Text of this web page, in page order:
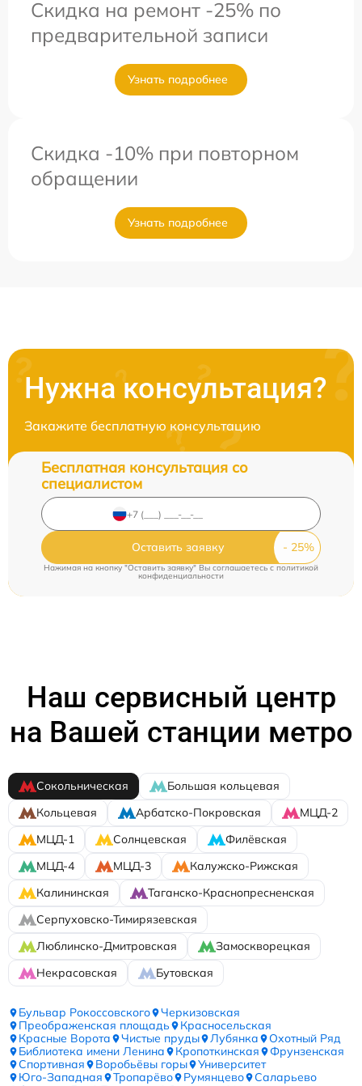
Скидка на ремонт -25% по
предварительной записи
Узнать подробнее
Скидка -10% при повторном
обращении
Узнать подробнее
Нужна консультация?
Закажите бесплатную консультацию
Бесплатная консультация со
специалистом
Оставить заявку
Нажимая на кнопку "Оставить заявку" Вы соглашаетесь c политикой
конфиденциальности
Наш сервисный центр
на Вашей станции метро
Сокольническая
Большая кольцевая
Кольцевая
Арбатско-Покровская
МЦД-2
МЦД-1
Солнцевская
Филёвская
МЦД-4
МЦД-3
Калужско-Рижская
Калининская
Таганско-Краснопресненская
Серпуховско-Тимирязевская
Люблинско-Дмитровская
Замоскворецкая
Некрасовская
Бутовская
Бульвар Рокоссовского
Черкизовская
Преображенская площадь
Красносельская
Красные Ворота
Чистые пруды Лубянка
Охотный Ряд
Библиотека имени Ленина
Кропоткинская
Фрунзенская
Спортивная
Воробьёвы горы
Университет
Юго-Западная
Тропарёво Румянцево
Саларьево